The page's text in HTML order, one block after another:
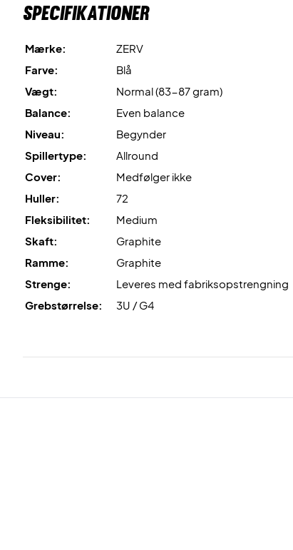
Specifikationer
Mærke:
ZERV
Farve:
Blå
Vægt:
Normal (83-87 gram)
Balance:
Even balance
Niveau:
Begynder
Spillertype:
Allround
Cover:
Medfølger ikke
Huller:
72
Fleksibilitet:
Medium
Skaft:
Graphite
Ramme:
Graphite
Strenge:
Leveres med fabriksopstrengning
Grebstørrelse:
3U / G4